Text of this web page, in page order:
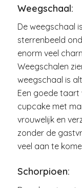
Weegschaal:
De weegschaal
sterrenbeeld
enorm veel
Weegschalen
weegschaal is
Een goede taart
cupcake met
vrouwelijk en
zonder de
veel aan te
Schorpioen: